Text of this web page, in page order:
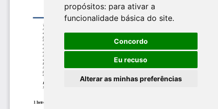
propósitos: para ativar a
funcionalidade básica do site.
Concordo
Eu recuso
Alterar as minhas preferências